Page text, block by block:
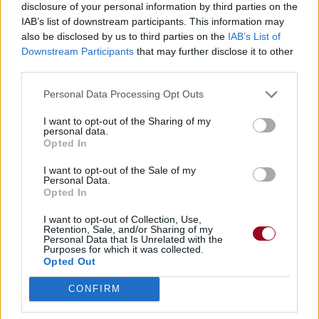
disclosure of your personal information by third parties on the
IAB’s list of downstream participants. This information may
also be disclosed by us to third parties on the IAB’s List of
Downstream Participants that may further disclose it to other
Personal Data Processing Opt Outs
I want to opt-out of the Sharing of my
personal data.
Opted In
I want to opt-out of the Sale of my
Personal Data.
Opted In
I want to opt-out of Collection, Use,
Retention, Sale, and/or Sharing of my
Personal Data that Is Unrelated with the
Purposes for which it was collected.
Opted Out
CONFIRM